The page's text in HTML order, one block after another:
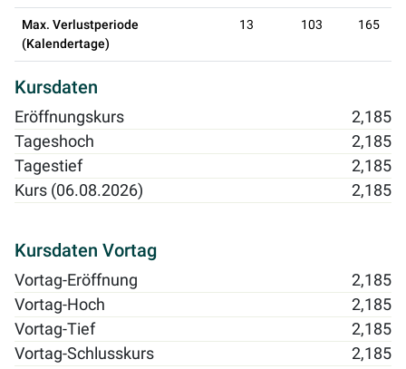
Max. Verlustperiode
(Kalendertage)
13 103 165
Kursdaten
Eröffnungskurs
2,185
Tageshoch
2,185
Tagestief
2,185
Kurs (06.08.2026)
2,185
Kursdaten Vortag
Vortag-Eröffnung
2,185
Vortag-Hoch
2,185
Vortag-Tief
2,185
Vortag-Schlusskurs
2,185